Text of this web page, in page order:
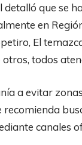
que se
en
El
todos
a evitar
recomienda
canales